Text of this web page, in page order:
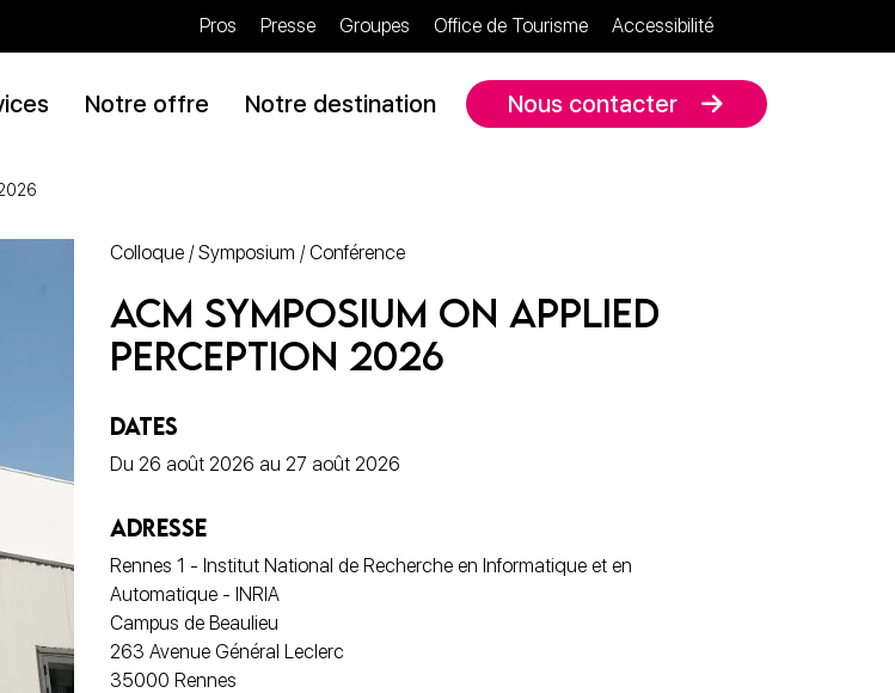
Pros Presse Groupes Office de Tourisme Accessibilité
Notre offre Notre destination Nous contacter
Colloque / Symposium / Conférence
ACM Symposium on Applied
Perception 2026
DATES
Du 26 août 2026 au 27 août 2026
ADRESSE
Rennes 1 - Institut National de Recherche en Informatique et en
Automatique - INRIA
Campus de Beaulieu
263 Avenue Général Leclerc
35000 Rennes